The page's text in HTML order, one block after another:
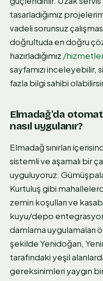
tasarladığımız
vadeli sorunsuz
doğrultuda en doğru
hazırladığımız /
sayfamızı inceleyebilir,
fazla bilgi sahibi
Elmadağ'da
nasıl uygulanır?
Elmadağ sınırları
sistemli ve aşamalı bir
uyguluyoruz.
Kurtuluş gibi
zemin koşulları ve
kuyu/depo
damlama uygulamaları
şekilde Yenidoğan,
tarafındaki yeşil
gereksinimleri yaygın